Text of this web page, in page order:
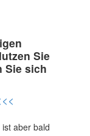
Sie
Sie sich
aber bald